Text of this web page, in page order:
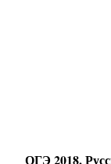
ОГЭ 2018.